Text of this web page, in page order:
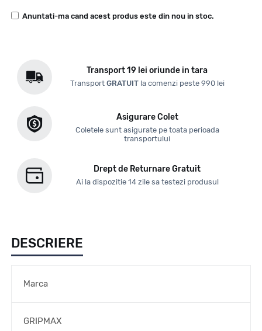
Anuntati-ma cand acest produs este din nou in stoc.
Transport 19 lei oriunde in tara
Transport GRATUITla comenzi peste 990 lei
Asigurare Colet
Coletele sunt asigurate pe toata perioada
transportului
Drept de Returnare Gratuit
Ai la dispozitie 14 zile sa testezi produsul
DESCRIERE
Marca
GRIPMAX